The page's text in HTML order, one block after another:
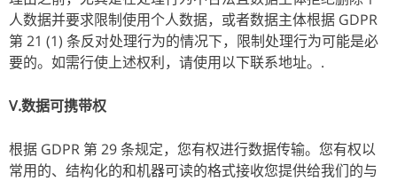
人数据并要求限制使用个人数据，或者数据主体根据 GDPR
第 21 (1) 条反对处理行为的情况下，限制处理行为可能是必
要的。如需行使上述权利，请使用以下联系地址。.
V.数据可携带权
根据 GDPR 第 29 条规定，您有权进行数据传输。您有权以
常用的、结构化的和机器可读的格式接收您提供给我们的与